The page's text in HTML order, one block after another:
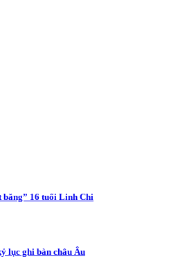
băng” 16 tuổi Linh Chi
lục ghi bàn châu Âu